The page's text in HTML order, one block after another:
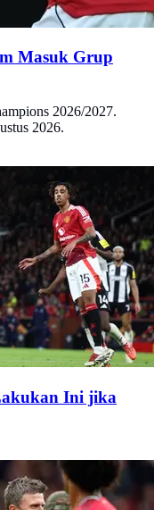
Masuk Grup
2026/2027.
2026.
Ini jika